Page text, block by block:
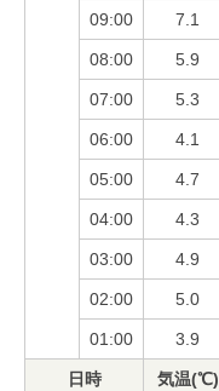
09:00 7.1
08:00 5.9
07:00 5.3
06:00 4.1
05:00 4.7
04:00 4.3
03:00 4.9
02:00 5.0
01:00 3.9
日時 気温(℃)